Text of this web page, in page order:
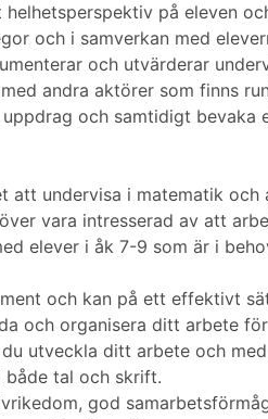
på eleven
och i samverkan med
och utvärderar
andra aktörer som finns
och samtidigt
undervisa i matematik
vara intresserad av att
elever i åk 7-9 som är i
och kan på ett effektivt
och organisera ditt arbete
utveckla ditt arbete och
tal och skrift.
god